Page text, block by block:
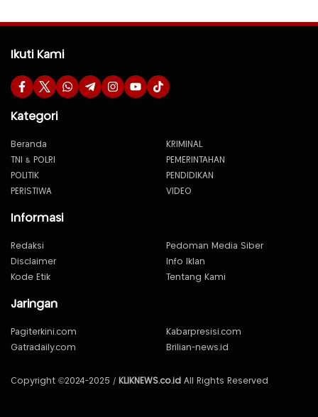
Ikuti Kami
Kategori
Beranda
KRIMINAL
TNI & POLRI
PEMERINTAHAN
POLITIK
PENDIDIKAN
PERISTIWA
VIDEO
Informasi
Redaksi
Pedoman Media Siber
Disclaimer
Info Iklan
Kode Etik
Tentang Kami
Jaringan
Pagiterkini.com
Kabarpresisi.com
Gatradaily.com
Brilian-news.id
Copyright ©2024-2025 / KLIKNEWS.co.id All Rights Reserved